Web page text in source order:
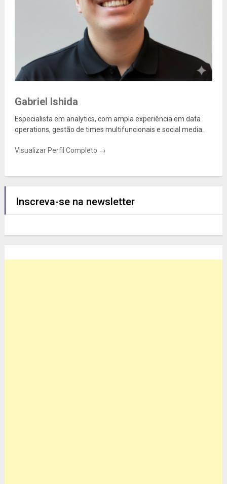
Gabriel Ishida
Especialista em analytics, com ampla experiência em data
operations, gestão de times multifuncionais e social media.
Visualizar Perfil Completo →
Inscreva-se na newsletter